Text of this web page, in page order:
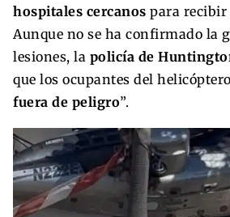
hospitales cercanos para recibir
Aunque no se ha confirmado la
lesiones, la policía de
que los ocupantes del
fuera de peligro”.